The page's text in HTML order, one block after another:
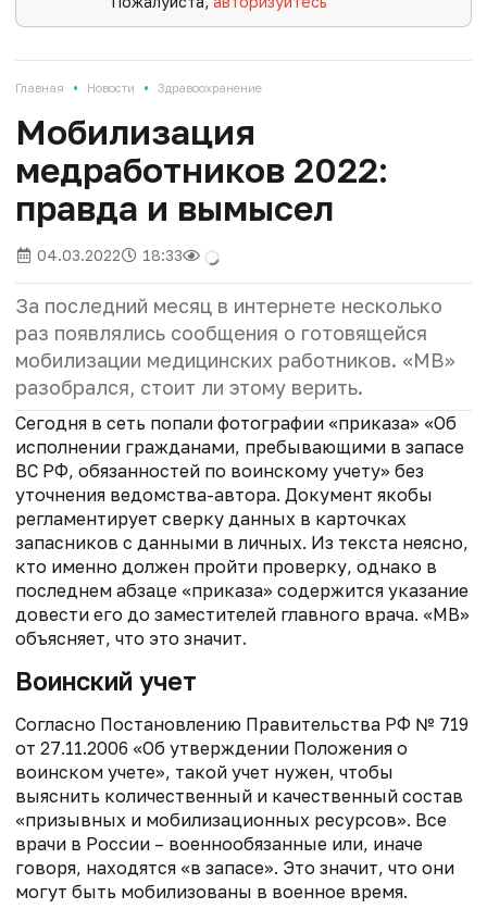
Главная • Новости • Здравоохранение
Мобилизация
медработников 2022:
правда и вымысел
04.03.2022 18:33
За последний месяц в интернете несколько
раз появлялись сообщения о готовящейся
мобилизации медицинских работников. «МВ»
разобрался, стоит ли этому верить.
Сегодня в сеть попали фотографии «приказа» «Об
исполнении гражданами, пребывающими в запасе
ВС РФ, обязанностей по воинскому учету» без
уточнения ведомства-автора. Документ якобы
регламентирует сверку данных в карточках
запасников с данными в личных. Из текста неясно,
кто именно должен пройти проверку, однако в
последнем абзаце «приказа» содержится указание
довести его до заместителей главного врача. «МВ»
объясняет, что это значит.
Воинский учет
Согласно Постановлению Правительства РФ № 719
от 27.11.2006 «Об утверждении Положения о
воинском учете», такой учет нужен, чтобы
выяснить количественный и качественный состав
«призывных и мобилизационных ресурсов». Все
врачи в России – военнообязанные или, иначе
говоря, находятся «в запасе». Это значит, что они
могут быть мобилизованы в военное время.